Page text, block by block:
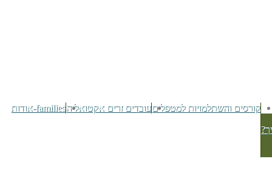
קורסים והשתלמויות למטפליםעובדים זרים אקטואליהfamilies-אודות